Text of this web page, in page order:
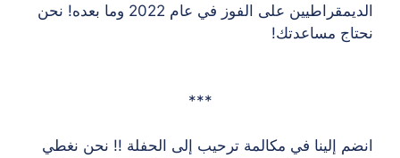
الديمقراطيين على الفوز في عام 2022 وما بعده! نحن
نحتاج مساعدتك!
***
انضم إلينا في مكالمة ترحيب إلى الحفلة !! نحن نغطي